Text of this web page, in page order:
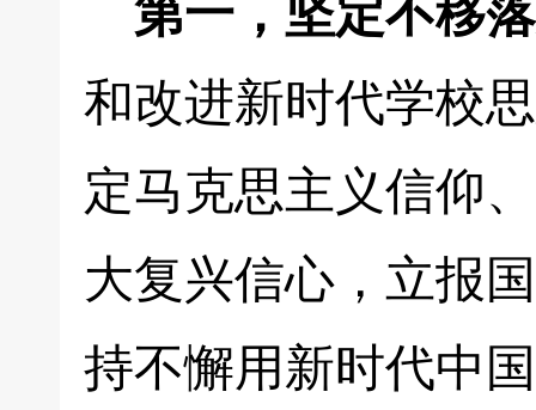
第一，坚定不移
和改进新时代学校
定马克思主义信仰
大复兴信心，立报
持不懈用新时代中